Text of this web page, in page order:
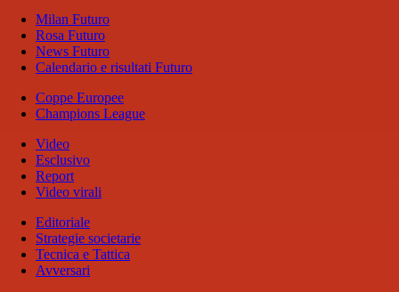
Milan Futuro
Rosa Futuro
News Futuro
Calendario e risultati Futuro
Coppe Europee
Champions League
Video
Esclusivo
Report
Video virali
Editoriale
Strategie societarie
Tecnica e Tattica
Avversari